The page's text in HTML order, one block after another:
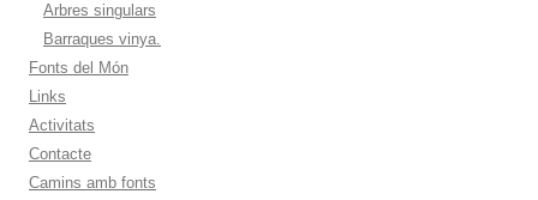
Arbres singulars
Barraques vinya.
Fonts del Món
Links
Activitats
Contacte
Camins amb fonts